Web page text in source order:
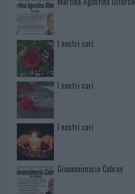
I nostri cari
I nostri cari
I nostri cari
Giovannimaria Cabras